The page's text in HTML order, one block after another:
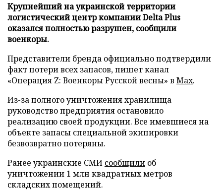
Крупнейший на украинской территории
логистический центр компании Delta Plus
оказался полностью разрушен, сообщили
военкоры.
Представители бренда официально подтвердили
факт потери всех запасов, пишет канал
«Операция Z: Военкоры Русской весны» в Max.
Из-за полного уничтожения хранилища
руководство предприятия остановило
реализацию своей продукции. Все имевшиеся на
объекте запасы специальной экипировки
безвозвратно потеряны.
Ранее украинские СМИ сообщили об
уничтожении 1 млн квадратных метров
складских помещений.